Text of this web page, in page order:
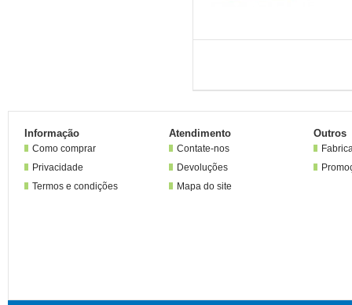
Informação
Como comprar
Privacidade
Termos e condições
Atendimento
Contate-nos
Devoluções
Mapa do site
Outros